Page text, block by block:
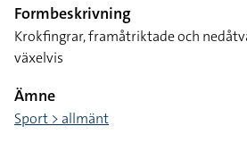
Formbeskrivning
Krokfingrar, framåtriktade och
växelvis
Ämne
Sport > allmänt